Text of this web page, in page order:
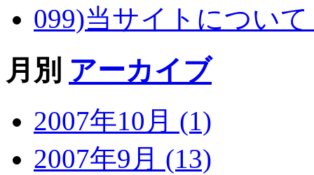
099)当サイトについて
月別 アーカイブ
2007年10月 (1)
2007年9月 (13)